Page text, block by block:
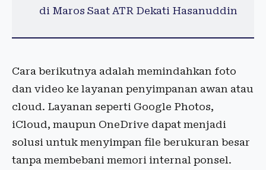
di Maros Saat ATR Dekati Hasanuddin
Cara berikutnya adalah memindahkan foto
dan video ke layanan penyimpanan awan atau
cloud. Layanan seperti Google Photos,
iCloud, maupun OneDrive dapat menjadi
solusi untuk menyimpan file berukuran besar
tanpa membebani memori internal ponsel.